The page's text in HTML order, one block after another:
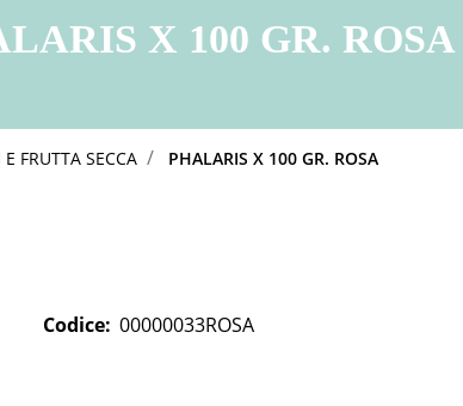
X 100 GR. ROSA
FRUTTA SECCA PHALARIS X 100 GR. ROSA
Codice: 00000033ROSA